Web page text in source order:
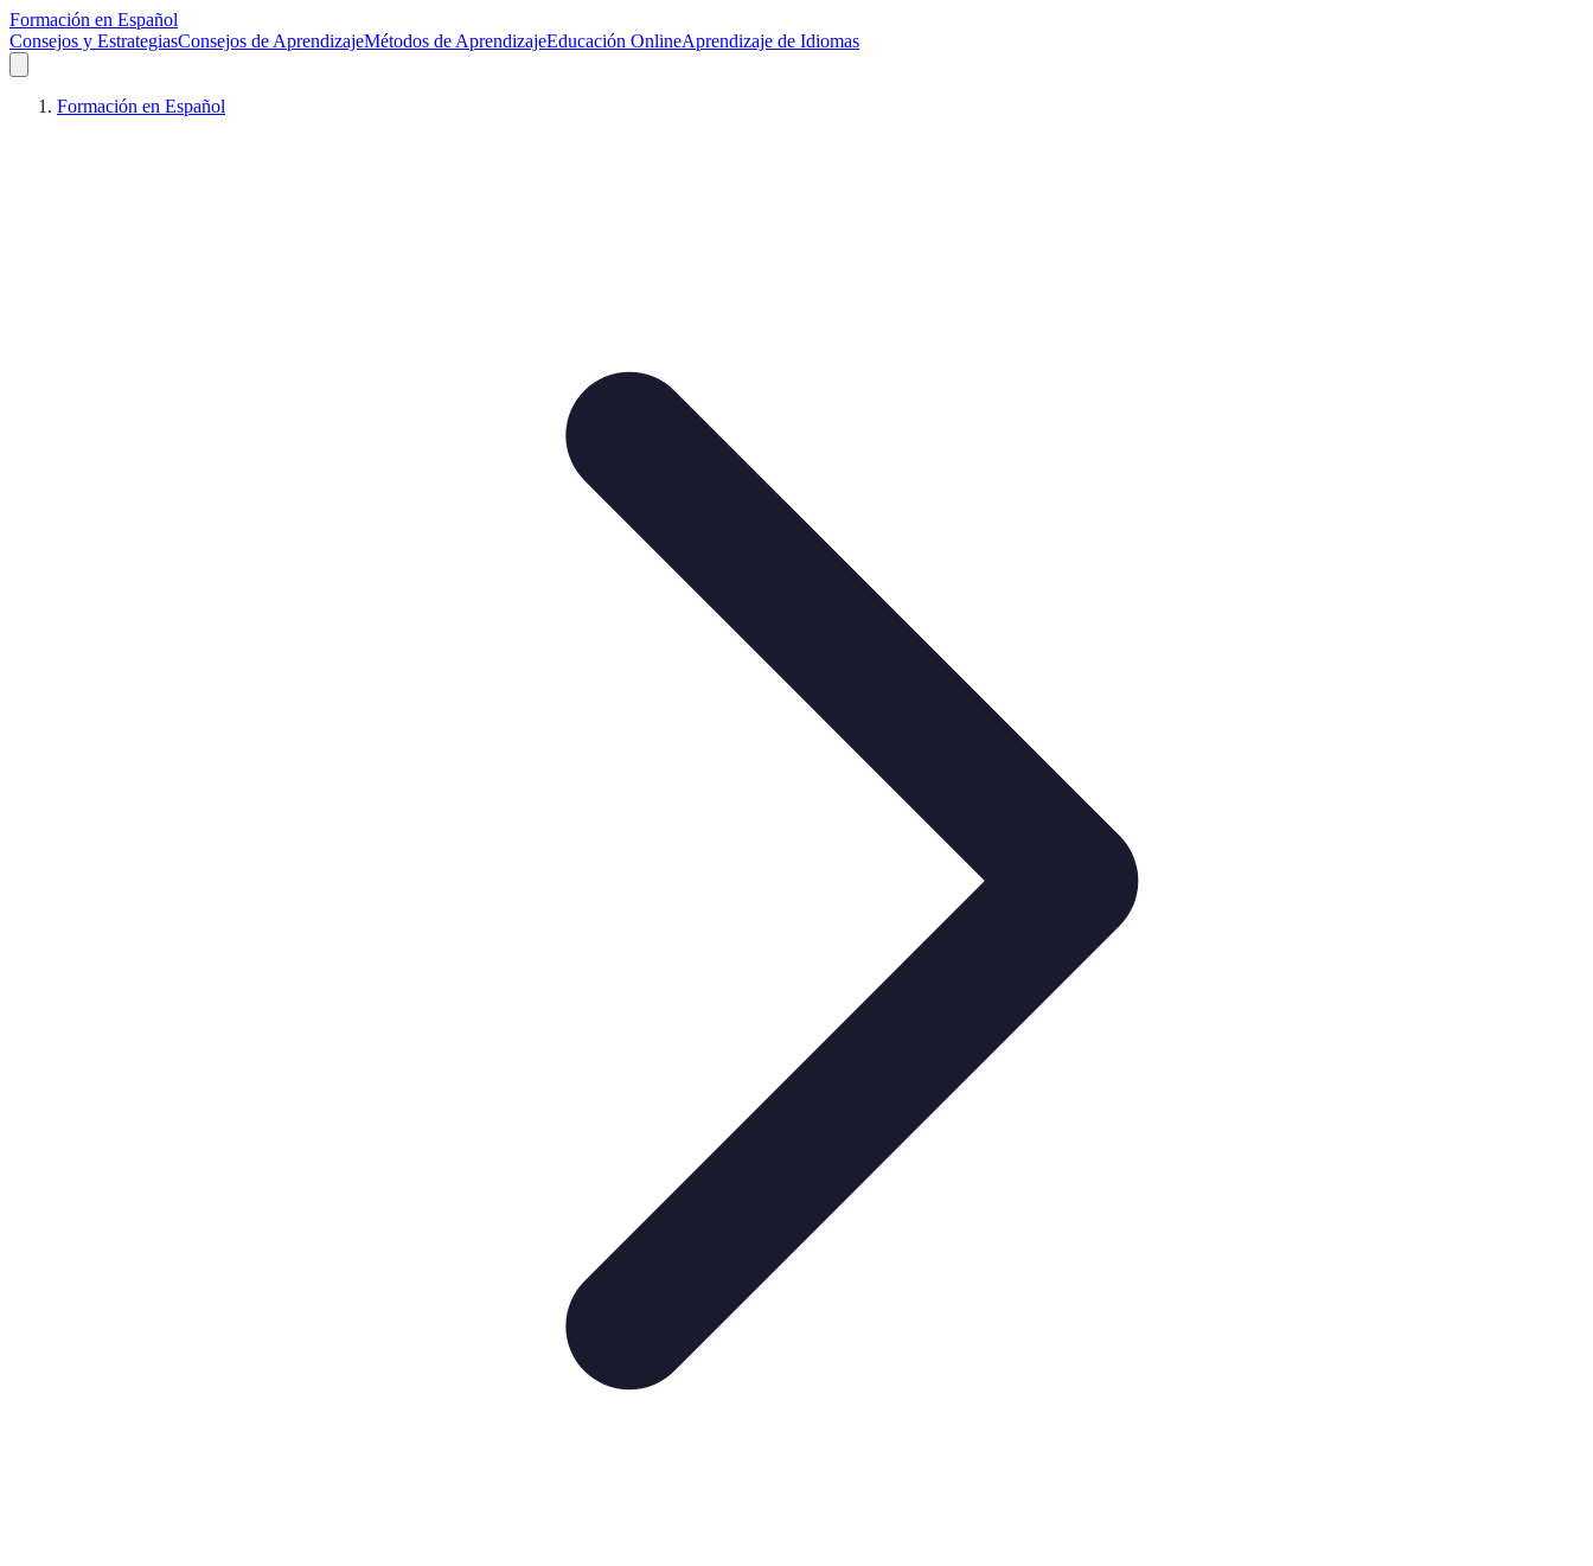
Formación en Español
Consejos y EstrategiasConsejos de AprendizajeMétodos de AprendizajeEducación OnlineAprendizaje de Idiomas
Formación en Español